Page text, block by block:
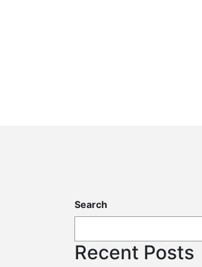
Search
Recent Posts